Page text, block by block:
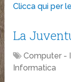
Clicca qui per
La
Computer -
Informatica